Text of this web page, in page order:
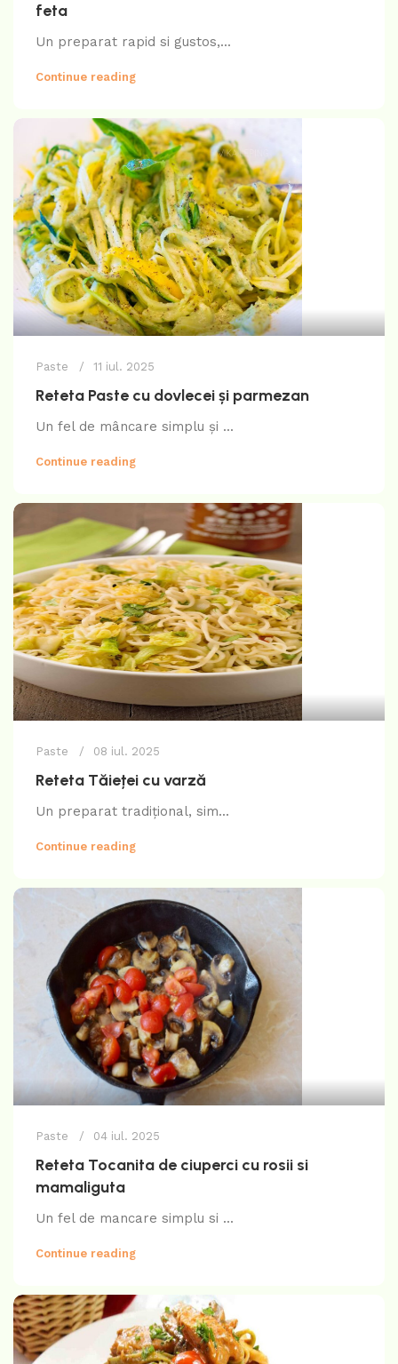
feta
Un preparat rapid si gustos,...
Continue reading
Paste 11 iul. 2025
Reteta Paste cu dovlecei și parmezan
Un fel de mâncare simplu și ...
Continue reading
Paste 08 iul. 2025
Reteta Tăieței cu varză
Un preparat tradițional, sim...
Continue reading
Paste 04 iul. 2025
Reteta Tocanita de ciuperci cu rosii si
mamaliguta
Un fel de mancare simplu si ...
Continue reading